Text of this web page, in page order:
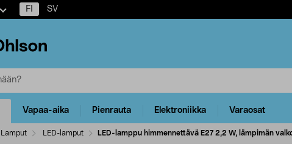
FI SV
Vapaa-aika Pienrauta Elektroniikka Varaosat
Lamput LED-lamput LED-lamppu himmennettävä E27 2,2 W, lämpimän